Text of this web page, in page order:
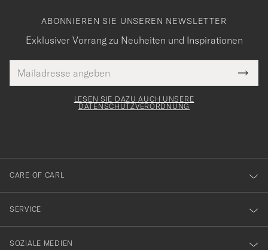
ABONNIEREN SIE UNSEREN NEWSLETTER
Exklusiver Vorrang zu Neuheiten und Inspirationen
Mail
Adresse
Tack
för
dig
till
vårt
nyhetsbrev!
LESEN SIE DAZU AUCH UNSERE
DATENSCHUTZVERORDNUNG
CARE OF CARL
SERVICE
SOZIALE MEDIEN